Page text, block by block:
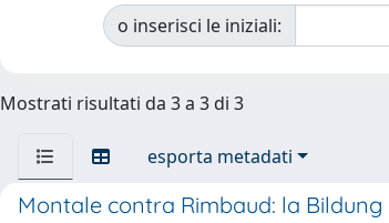
o inserisci le iniziali:
Mostrati risultati da 3 a 3 di 3
esporta metadati
Montale contra Rimbaud: la Bildung